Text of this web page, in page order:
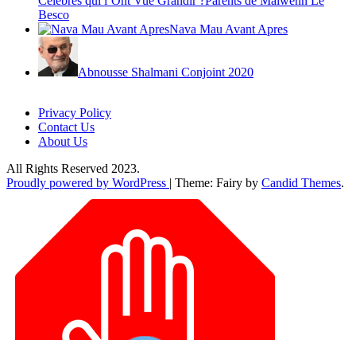
Besco
Nava Mau Avant Apres
Abnousse Shalmani Conjoint 2020
Privacy Policy
Contact Us
About Us
All Rights Reserved 2023.
Proudly powered by WordPress | Theme: Fairy by Candid Themes.